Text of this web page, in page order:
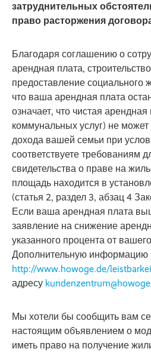
затруднительных
право расторжения
Благодаря соглашению о
арендная плата,
предоставление социального
что ваша арендная плата
означает, что чистая арендная
коммунальных услуг) не
дохода вашей семьи при
соответствуете требованиям
свидетельства о праве на
площадь находится в
(статья 2, раздел 3, абзац 4
Если ваша арендная плата
заявление на снижение
указанного процента от
Дополнительную информацию
http://www.howoge.de/
адресу
Мы хотели бы сообщить вам
настоящим объявлением о
иметь право на получение